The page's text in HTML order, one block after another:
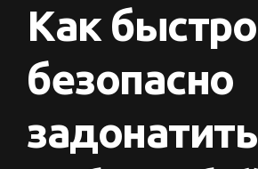
Как
безопасно